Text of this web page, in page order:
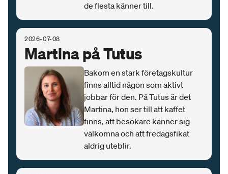
de flesta känner till.
2026-07-08
Martina på Tutus
Bakom en stark företagskultur
finns alltid någon som aktivt
jobbar för den. På Tutus är det
Martina, hon ser till att kaffet
finns, att besökare känner sig
välkomna och att fredagsfikat
aldrig uteblir.